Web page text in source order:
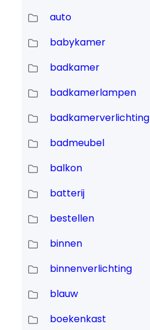
auto
babykamer
badkamer
badkamerlampen
badkamerverlichting
badmeubel
balkon
batterij
bestellen
binnen
binnenverlichting
blauw
boekenkast